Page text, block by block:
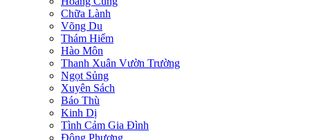
Chữa Lành
Võng Du
Thám Hiểm
Hào Môn
Thanh Xuân Vườn Trường
Ngọt Sủng
Xuyên Sách
Báo Thù
Kinh Dị
Tình Cảm Gia Đình